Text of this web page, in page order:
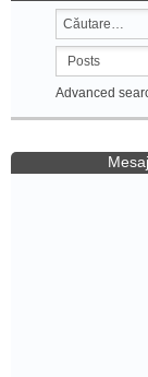
Advanced